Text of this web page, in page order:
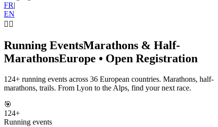
FR|
EN
🏃‍♂️
Running EventsMarathons & Half-
MarathonsEurope • Open Registration
124+ running events across 36 European countries. Marathons, half-
marathons, trails. From Lyon to the Alps, find your next race.
🎯
124+
Running events